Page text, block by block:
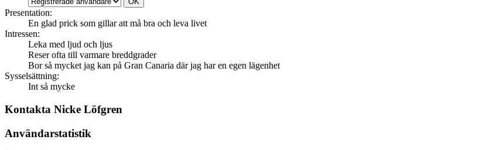
Presentation:
En glad prick som gillar att må bra och leva livet
Intressen:
Leka med ljud och ljus
Reser ofta till varmare breddgrader
Bor så mycket jag kan på Gran Canaria där jag har en egen lägenhet
Sysselsättning:
Int så mycke
Kontakta Nicke Löfgren
Användarstatistik